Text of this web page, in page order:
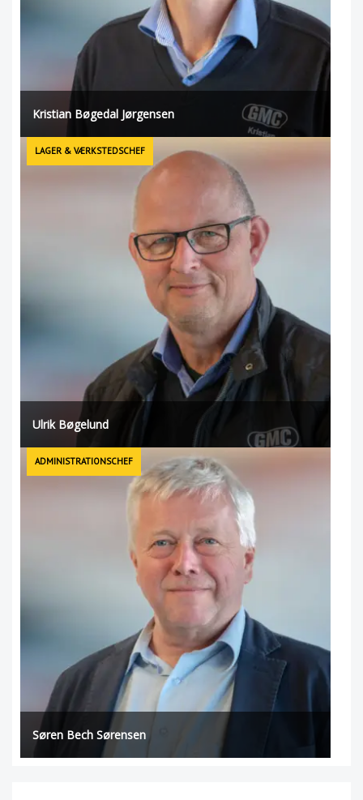
Kristian Bøgedal Jørgensen
LAGER & VÆRKSTEDSCHEF
Ulrik Bøgelund
ADMINISTRATIONSCHEF
Søren Bech Sørensen